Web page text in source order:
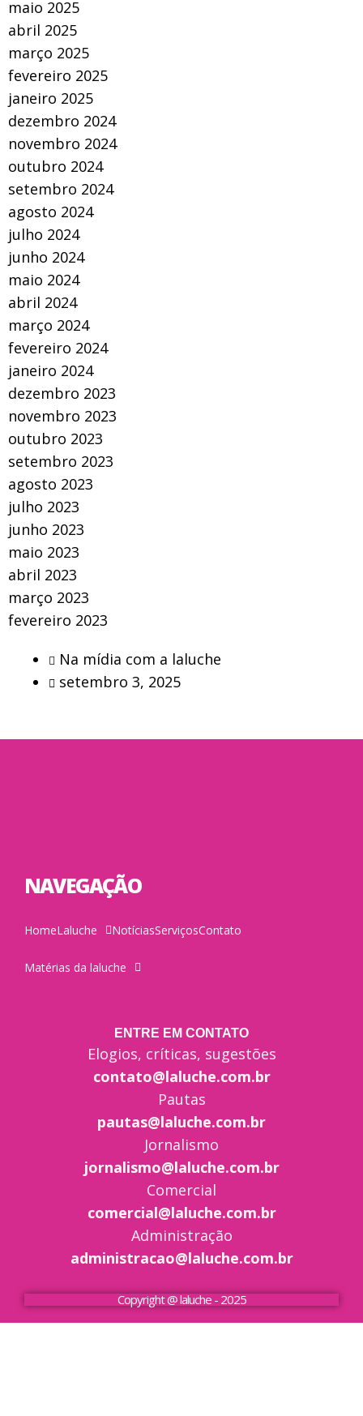
maio 2025
abril 2025
março 2025
fevereiro 2025
janeiro 2025
dezembro 2024
novembro 2024
outubro 2024
setembro 2024
agosto 2024
julho 2024
junho 2024
maio 2024
abril 2024
março 2024
fevereiro 2024
janeiro 2024
dezembro 2023
novembro 2023
outubro 2023
setembro 2023
agosto 2023
julho 2023
junho 2023
maio 2023
abril 2023
março 2023
fevereiro 2023
Na mídia com a laluche
setembro 3, 2025
NAVEGAÇÃO
HomeLaluche NotíciasServiçosContato
Matérias da laluche
ENTRE EM CONTATO
Elogios, críticas, sugestões
contato@laluche.com.br
Pautas
pautas@laluche.com.br
Jornalismo
jornalismo@laluche.com.br
Comercial
comercial@laluche.com.br
Administração
administracao@laluche.com.br
Copyright @ laluche - 2025